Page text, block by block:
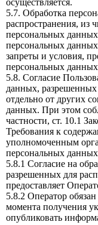
осуществляется.
5.7. Обработка
распространения, из
персональных
персональных
запреты и условия,
персональных
5.8. Согласие
данных, разрешенных
отдельно от других
данных. При этом
частности, ст. 10.1
Требования к
уполномоченным
персональных
5.8.1 Согласие на
разрешенных для
предоставляет
5.8.2 Оператор
момента получения
опубликовать